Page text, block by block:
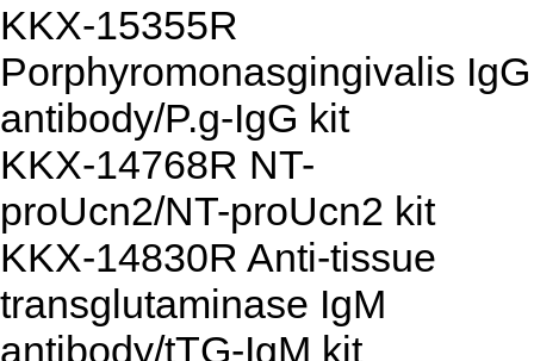
KKX-15355R
Porphyromonasgingivalis IgG
antibody/P.g-IgG kit
KKX-14768R NT-
proUcn2/NT-proUcn2 kit
KKX-14830R Anti-tissue
transglutaminase IgM
antibody/tTG-IgM kit